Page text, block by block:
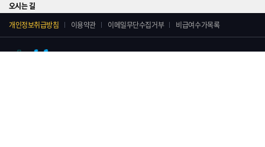
오시는 길
개인정보취급방침
이용약관 이메일무단수집거부 비급여수가목록